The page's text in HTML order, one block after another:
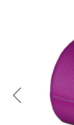
Previous